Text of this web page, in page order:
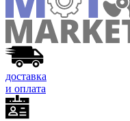
доставка
и оплата